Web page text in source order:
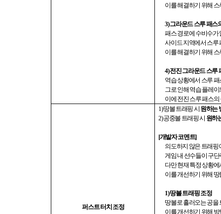
이를 해결하기 위해
3)그라운드 스루 패스
패스 경로에 수비수가
사이드 지역에서 스루
이를 해결하기 위해
4)전진 그라운드 스루
역습 상황에서 스루
그로 인해 역습 플레
이에 전진 스루 패스
퍼스트 터치 조정
1)땅볼 트래핑 시 원하는
2)공중볼 트래핑 시 원하
[개발자 코멘트]
의도하지 않은 트래핑
게임 내 선수들이 구
다만 현재 특정 상황
이를 개선하기 위해 땅
1)땅볼 트래핑 조정
땅볼로 흘러오는 공을
이를 개선하기 위해